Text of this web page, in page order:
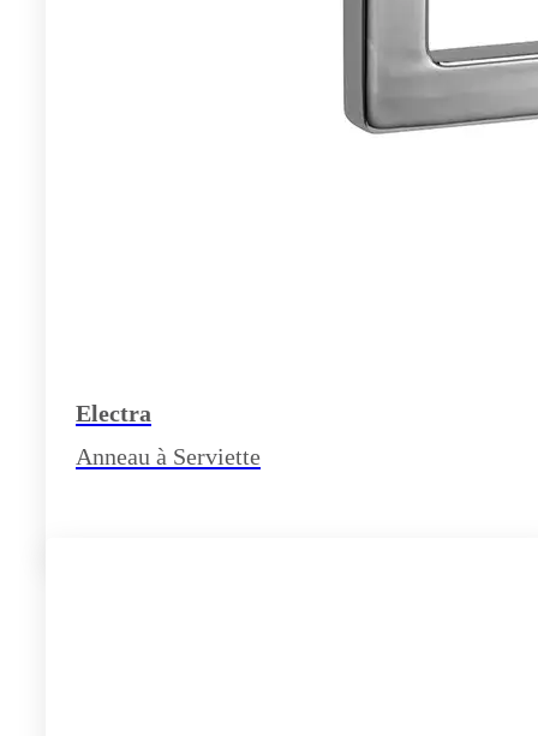
Electra
Anneau à Serviette